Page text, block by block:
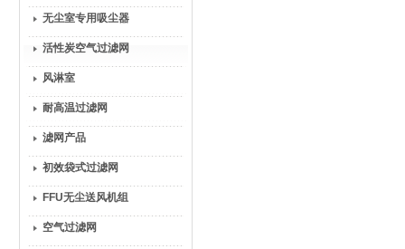
无尘室专用吸尘器
活性炭空气过滤网
风淋室
耐高温过滤网
滤网产品
初效袋式过滤网
FFU无尘送风机组
空气过滤网